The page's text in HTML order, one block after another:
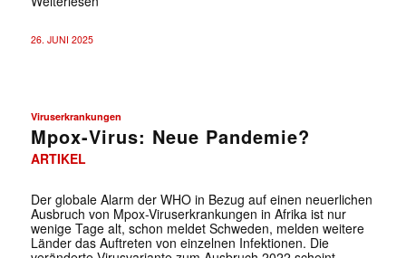
26. JUNI 2025
Viruserkrankungen
Mpox-Virus: Neue Pandemie?
ARTIKEL
Der globale Alarm der WHO in Bezug auf einen neuerlichen
Ausbruch von Mpox-Viruserkrankungen in Afrika ist nur
wenige Tage alt, schon meldet Schweden, melden weitere
Länder das Auftreten von einzelnen Infektionen. Die